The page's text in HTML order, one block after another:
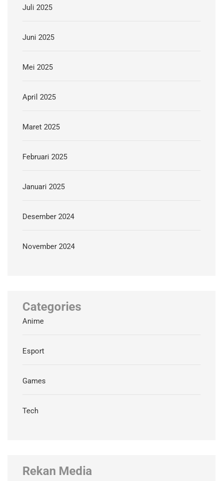
Juli 2025
Juni 2025
Mei 2025
April 2025
Maret 2025
Februari 2025
Januari 2025
Desember 2024
November 2024
Categories
Anime
Esport
Games
Tech
Rekan Media